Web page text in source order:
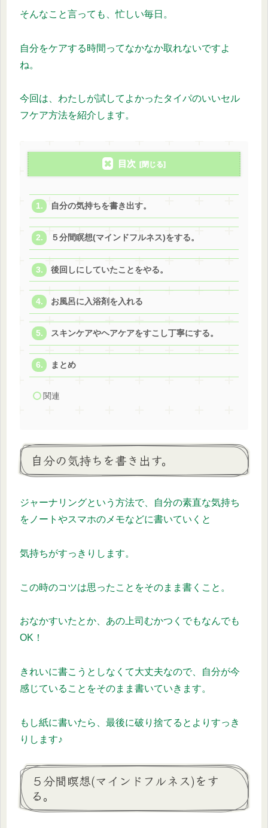
そんなこと言っても、忙しい毎日。
自分をケアする時間ってなかなか取れないですよ
ね。
今回は、わたしが試してよかったタイパのいいセル
フケア方法を紹介します。
目次
自分の気持ちを書き出す。
５分間瞑想(マインドフルネス)をする。
後回しにしていたことをやる。
お風呂に入浴剤を入れる
スキンケアやヘアケアをすこし丁寧にする。
まとめ
関連
自分の気持ちを書き出す。
ジャーナリングという方法で、自分の素直な気持ち
をノートやスマホのメモなどに書いていくと
気持ちがすっきりします。
この時のコツは思ったことをそのまま書くこと。
おなかすいたとか、あの上司むかつくでもなんでも
OK！
きれいに書こうとしなくて大丈夫なので、自分が今
感じていることをそのまま書いていきます。
もし紙に書いたら、最後に破り捨てるとよりすっき
りします♪
５分間瞑想(マインドフルネス)をす
る。